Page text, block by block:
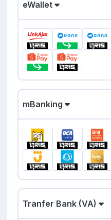
eWallet
mBanking
Tranfer Bank (VA)